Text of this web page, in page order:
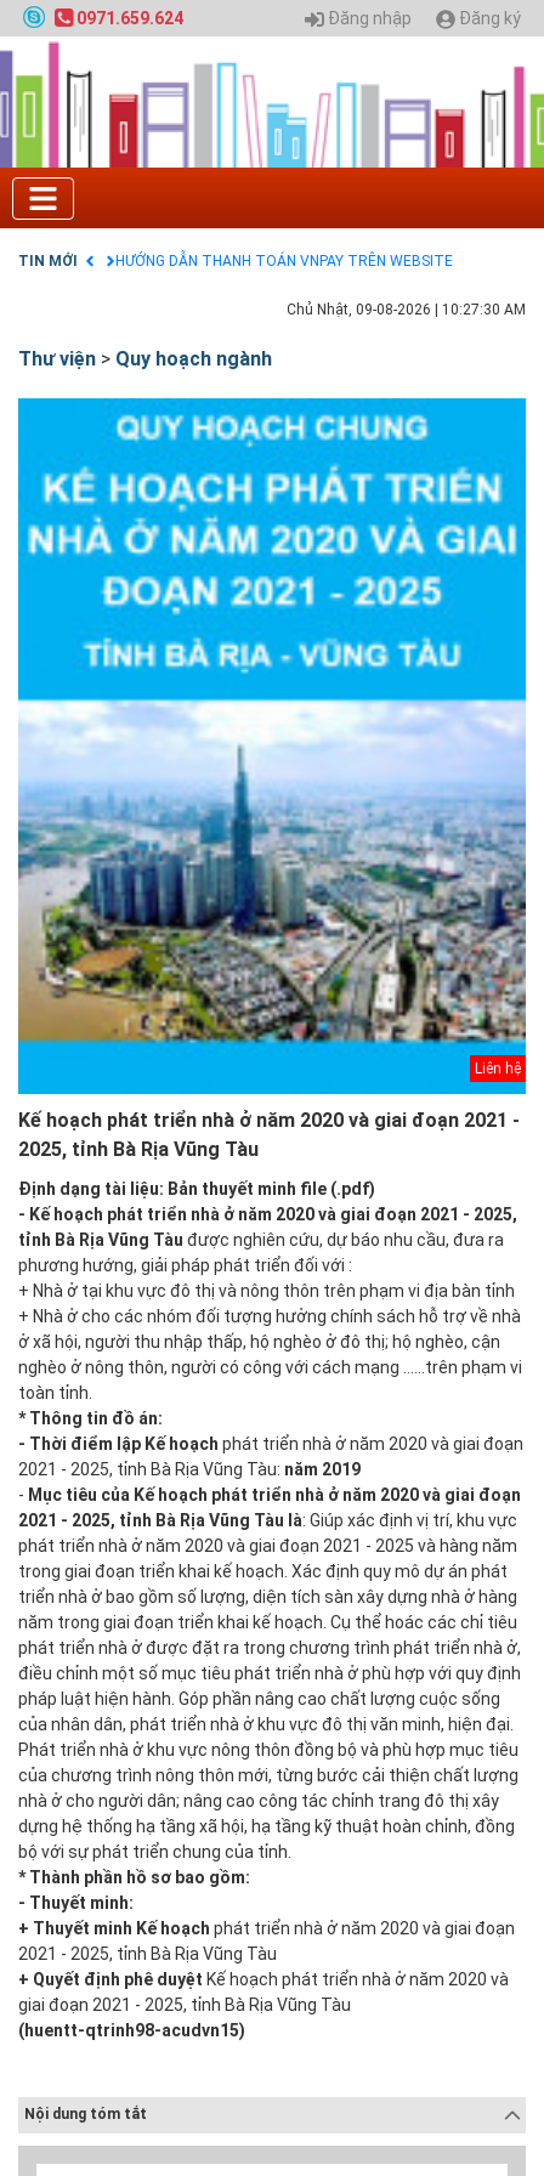
0971.659.624 Đăng nhập Đăng ký
TIN MỚI
Quy hoạch chung hệ thống đê điều thành phố Hà
Nội
GIAO LƯU TRỰC TUYẾN - TƯ VẤN TUYỂN SINH ĐẠI
HỌC CHÍNH QUY ĐẠI HỌC KIẾN TRÚC NĂM 2020 -
SỐ 02
Nạp EP vào tài khoản bằng thẻ cào điện thoại
Tuyển sinh 2025, Khoa kỹ thuật hạ tầng và môi
HƯỚNG DẪN THANH TOÁN VNPAY TRÊN WEBSITE
Chủ Nhật, 09-08-2026 10:27:31 AM
Thư viện > Quy hoạch ngành
Liên hệ
Kế hoạch phát triển nhà ở năm 2020 và giai đoạn 2021 -
2025, tỉnh Bà Rịa Vũng Tàu
Định dạng tài liệu: Bản thuyết minh file (.pdf)
- Kế hoạch phát triển nhà ở năm 2020 và giai đoạn 2021 - 2025,
tỉnh Bà Rịa Vũng Tàu được nghiên cứu, dự báo nhu cầu, đưa ra
phương hướng, giải pháp phát triển đối với :
+ Nhà ở tại khu vực đô thị và nông thôn trên phạm vi địa bàn tỉnh
+ Nhà ở cho các nhóm đối tượng hưởng chính sách hỗ trợ về nhà
ở xã hội, người thu nhập thấp, hộ nghèo ở đô thị; hộ nghèo, cận
nghèo ở nông thôn, người có công với cách mạng ......trên phạm vi
toàn tỉnh.
* Thông tin đồ án:
- Thời điểm lập Kế hoạch phát triển nhà ở năm 2020 và giai đoạn
2021 - 2025, tỉnh Bà Rịa Vũng Tàu: năm 2019
- Mục tiêu của Kế hoạch phát triển nhà ở năm 2020 và giai đoạn
2021 - 2025, tỉnh Bà Rịa Vũng Tàu là: Giúp xác định vị trí, khu vực
phát triển nhà ở năm 2020 và giai đoạn 2021 - 2025 và hàng năm
trong giai đoạn triển khai kế hoạch. Xác định quy mô dự án phát
triển nhà ở bao gồm số lượng, diện tích sàn xây dựng nhà ở hàng
năm trong giai đoạn triển khai kế hoạch. Cụ thể hoác các chỉ tiêu
phát triển nhà ở được đặt ra trong chương trình phát triển nhà ở,
điều chỉnh một số mục tiêu phát triển nhà ở phù hợp với quy định
pháp luật hiện hành. Góp phần nâng cao chất lượng cuộc sống
của nhân dân, phát triển nhà ở khu vực đô thị văn minh, hiện đại.
Phát triển nhà ở khu vực nông thôn đồng bộ và phù hợp mục tiêu
của chương trình nông thôn mới, từng bước cải thiện chất lượng
nhà ở cho người dân; nâng cao công tác chỉnh trang đô thị xây
dựng hệ thống hạ tầng xã hội, hạ tầng kỹ thuật hoàn chỉnh, đồng
bộ với sự phát triển chung của tỉnh.
* Thành phần hồ sơ bao gồm:
- Thuyết minh:
+ Thuyết minh Kế hoạch phát triển nhà ở năm 2020 và giai đoạn
2021 - 2025, tỉnh Bà Rịa Vũng Tàu
+ Quyết định phê duyệt Kế hoạch phát triển nhà ở năm 2020 và
giai đoạn 2021 - 2025, tỉnh Bà Rịa Vũng Tàu
(huentt-qtrinh98-acudvn15)
Nội dung tóm tắt